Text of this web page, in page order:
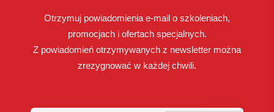
Otrzymuj powiadomienia e-mail o szkoleniach,
promocjach i ofertach specjalnych.
Z powiadomień otrzymywanych z newsletter można
zrezygnować w każdej chwili.